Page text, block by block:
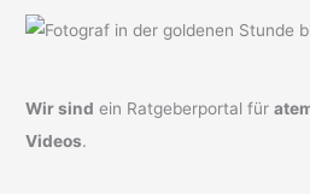
Wir sind ein Ratgeberportal für
Videos.